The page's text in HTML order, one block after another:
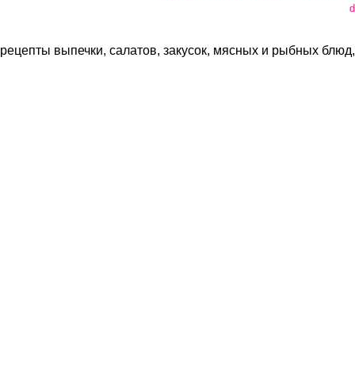
рецепты выпечки, салатов, закусок, мясных и рыбных